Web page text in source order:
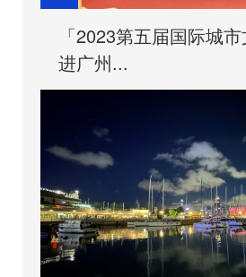
「2023第五届国际城
进广州...